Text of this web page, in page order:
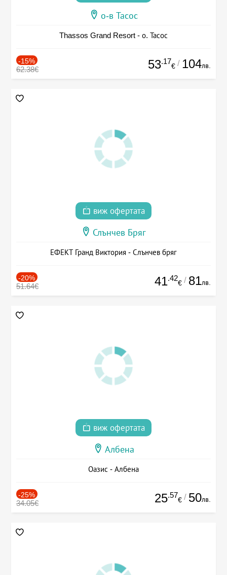
о-в Тасос
Thassos Grand Resort - о. Тасос
-15%
62.38€ 53.17
€ / 104лв.
виж офертата
Слънчев Бряг
ЕФЕКТ Гранд Виктория - Слънчев бряг
-20%
51.64€ 41.42
€ / 81лв.
виж офертата
Албена
Оазис - Албена
-25%
34.05€ 25.57
€ / 50лв.